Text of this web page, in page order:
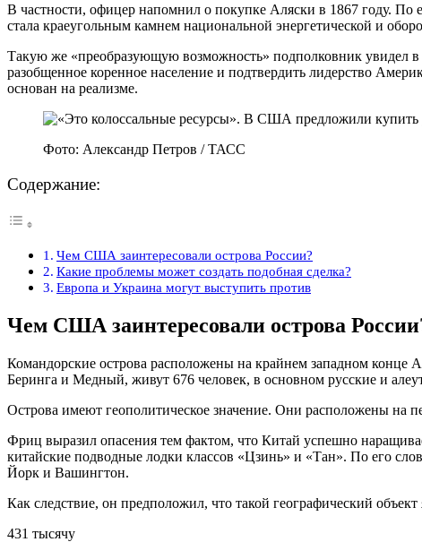
В частности, офицер напомнил о покупке Аляски в 1867 году. По
стала краеугольным камнем национальной энергетической и
Такую же «преобразующую возможность» подполковник увидел в
разобщенное коренное население и подтвердить лидерство
основан на реализме.
Фото: Александр Петров / ТАСС
Содержание:
Чем США заинтересовали острова России?
Какие проблемы может создать подобная сделка?
Европа и Украина могут выступить против
Чем США заинтересовали острова
Командорские острова расположены на крайнем западном конце
Беринга и Медный, живут 676 человек, в основном русские и
Острова имеют геополитическое значение. Они расположены на
Фриц выразил опасения тем фактом, что Китай успешно
китайские подводные лодки классов «Цзинь» и «Тан». По его
Йорк и Вашингтон.
Как следствие, он предположил, что такой географический
431 тысячу